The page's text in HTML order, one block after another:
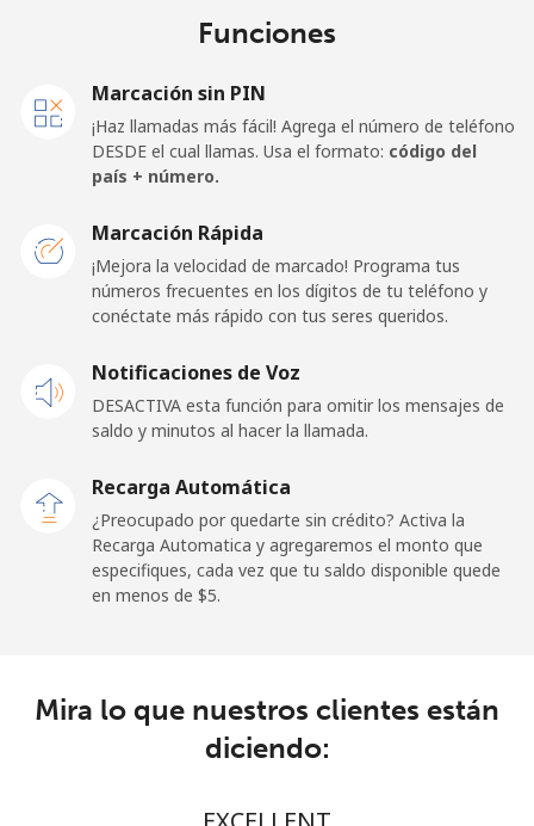
Línea fija ⁦28.5¢⁩
⁦32.5¢⁩ 30 min por ⁦$10⁩ -
Línea fija ⁦55.5¢⁩ 18 min por ⁦$10⁩
⁦50.9¢⁩ 19 min por ⁦$10⁩
Celular ⁦34.5¢⁩ 28 min por ⁦$10⁩
Belize
Celular 31 min por ⁦$10⁩ ⁦14¢⁩
Funciones
Marcación sin PIN
¡Haz llamadas más fácil! Agrega el número de teléfono
DESDE el cual llamas. Usa el formato: código del
país + número.
Marcación Rápida
¡Mejora la velocidad de marcado! Programa tus
números frecuentes en los dígitos de tu teléfono y
conéctate más rápido con tus seres queridos.
Notificaciones de Voz
DESACTIVA esta función para omitir los mensajes de
saldo y minutos al hacer la llamada.
Recarga Automática
¿Preocupado por quedarte sin crédito? Activa la
Recarga Automatica y agregaremos el monto que
especifiques, cada vez que tu saldo disponible quede
en menos de ⁦$5⁩.
Mira lo que nuestros clientes están
diciendo: